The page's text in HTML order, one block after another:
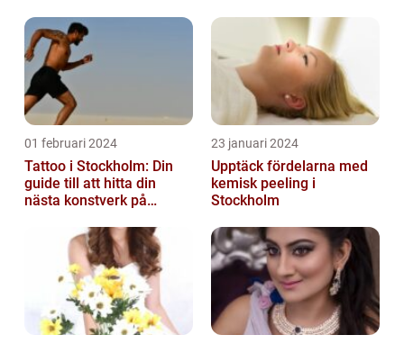
01 februari 2024
Tattoo i Stockholm: Din
guide till att hitta din
nästa konstverk på
23 januari 2024
Upptäck fördelarna med
kemisk peeling i
Stockholm